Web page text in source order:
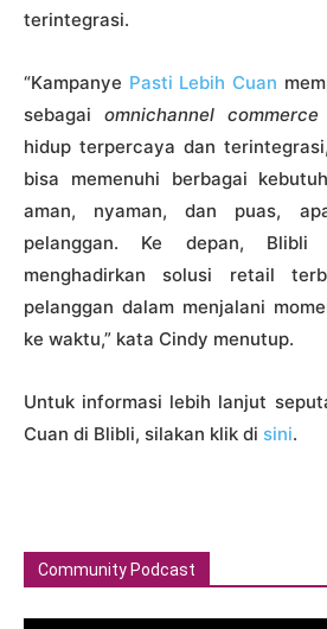
terintegrasi.
“Kampanye Pasti Lebih Cuan
sebagaiomnichannel commerce
hidup terpercaya dan
bisa memenuhi berbagai
aman, nyaman, dan puas,
pelanggan. Ke depan,
menghadirkan solusi retail
pelanggan dalam menjalani
ke waktu,” kata Cindy menutup.
Untuk informasi lebih lanjut
Cuan di Blibli, silakan klik di sini.
Community Podcast